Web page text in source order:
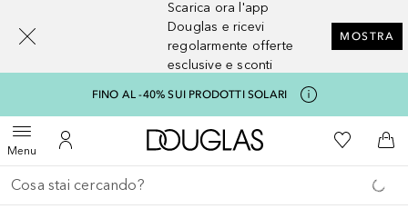
Scarica ora l'app
Douglas e ricevi
regolarmente offerte
esclusive e sconti
MOSTRA
FINO AL -40% SUI PRODOTTI SOLARI
MenuApri menuAl Mio Account
A Douglas HomeAlla Mia
Al
Torna indietro
Esegui ricerca
[navigation.slideout.screenreader]